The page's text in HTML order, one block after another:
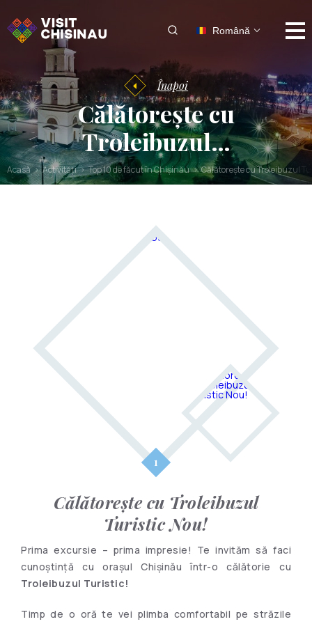
Română
Înapoi
Călătorește cu
Troleibuzul…
Acasă Activități Top 10 de făcut în Chișinău Călătorește cu Troleibuzul
Călătorește cu Troleibuzul
Turistic Nou!
Prima excursie – prima impresie! Te invităm să faci
cunoștință cu orașul Chișinău într-o călătorie cu
Troleibuzul Turistic!
Timp de o oră te vei plimba comfortabil pe străzile